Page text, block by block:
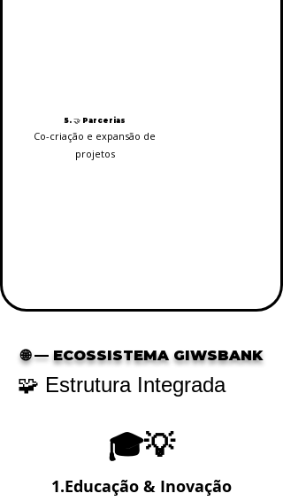
5. 🤝 Parcerias
Co-criação e expansão de
projetos
🌐 — ECOSSISTEMA GIWSBANK
🧩 Estrutura Integrada
🎓💡
1.Educação & Inovação